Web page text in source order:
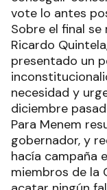
vote lo antes
Sobre el final
Ricardo
presentado un
necesidad y
diciembre
Para Menem
gobernador, y
hacía campaña
miembros de la